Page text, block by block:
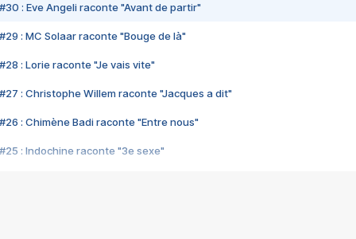
#30 : Eve Angeli raconte "Avant de partir"
#29 : MC Solaar raconte "Bouge de là"
#28 : Lorie raconte "Je vais vite"
#27 : Christophe Willem raconte "Jacques a dit"
#26 : Chimène Badi raconte "Entre nous"
#25 : Indochine raconte "3e sexe"